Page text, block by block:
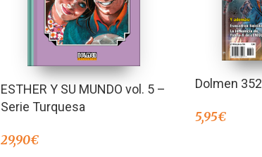
ESTHER Y SU MUNDO vol. 5 –
Serie Turquesa
29,90€
Dolmen 352
5,95€